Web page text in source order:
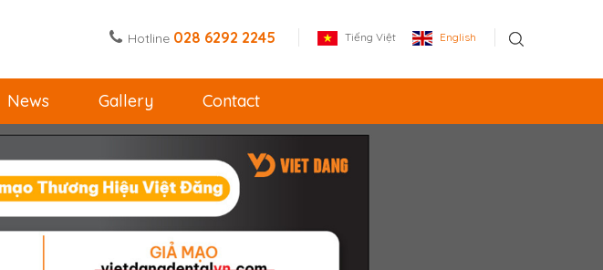
Hotline 028 6292 2245 Tiếng Việt English
News Gallery Contact